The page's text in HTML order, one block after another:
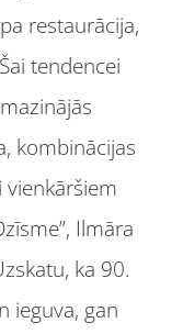
restaurācija,
tendencei
kombinācijas
vienkāršiem
Ilmāra
ka 90.
ieguva, gan